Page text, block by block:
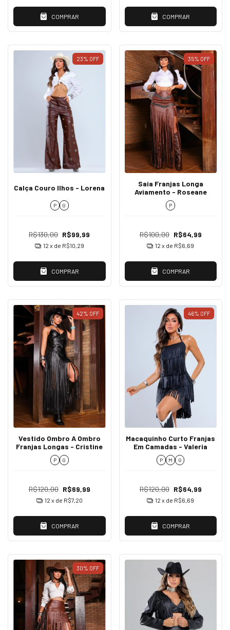
COMPRAR COMPRAR
23% OFF
Calça Couro Ilhos - Lorena
P G
R$130,00 R$99,99
12 x de R$10,29
COMPRAR
35% OFF
Saia Franjas Longa
Aviamento - Roseane
P
R$100,00 R$64,99
12 x de R$6,69
COMPRAR
42% OFF
Vestido Ombro A Ombro
Franjas Longas - Cristine
P G
R$120,00 R$69,99
12 x de R$7,20
COMPRAR
46% OFF
Macaquinho Curto Franjas
Em Camadas - Valeria
P M G
R$120,00 R$64,99
12 x de R$6,69
COMPRAR
30% OFF